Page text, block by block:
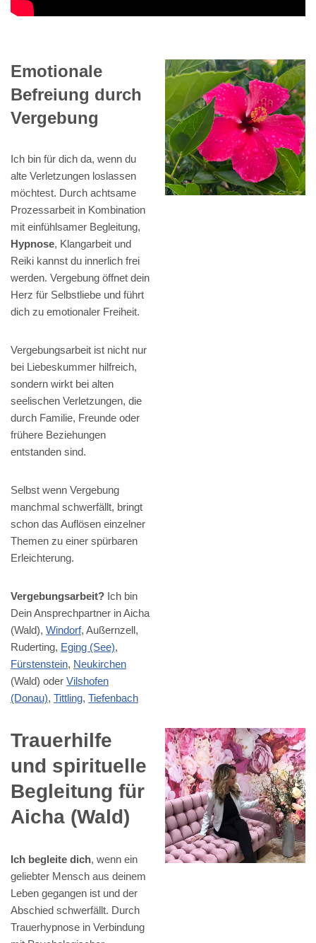
Emotionale
Befreiung durch
Vergebung
Ich bin für dich da, wenn du
alte Verletzungen loslassen
möchtest. Durch achtsame
Prozessarbeit in Kombination
mit einfühlsamer Begleitung,
Hypnose, Klangarbeit und
Reiki kannst du innerlich frei
werden. Vergebung öffnet dein
Herz für Selbstliebe und führt
dich zu emotionaler Freiheit.
Vergebungsarbeit ist nicht nur
bei Liebeskummer hilfreich,
sondern wirkt bei alten
seelischen Verletzungen, die
durch Familie, Freunde oder
frühere Beziehungen
entstanden sind.
Selbst wenn Vergebung
manchmal schwerfällt, bringt
schon das Auflösen einzelner
Themen zu einer spürbaren
Erleichterung.
Vergebungsarbeit? Ich bin
Dein Ansprechpartner in Aicha
(Wald), Windorf, Außernzell,
Ruderting, Eging (See),
Fürstenstein, Neukirchen
(Wald) oder Vilshofen
(Donau), Tittling, Tiefenbach
Trauerhilfe
und spirituelle
Begleitung für
Aicha (Wald)
Ich begleite dich, wenn ein
geliebter Mensch aus deinem
Leben gegangen ist und der
Abschied schwerfällt. Durch
Trauerhypnose in Verbindung